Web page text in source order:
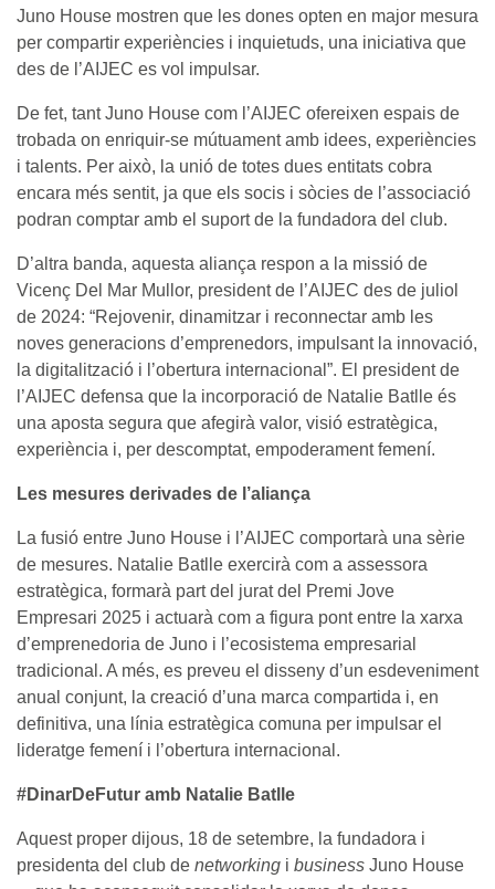
Juno House mostren que les dones opten en major mesura
per compartir experiències i inquietuds, una iniciativa que
des de l’AIJEC es vol impulsar.
De fet, tant Juno House com l’AIJEC ofereixen espais de
trobada on enriquir-se mútuament amb idees, experiències
i talents. Per això, la unió de totes dues entitats cobra
encara més sentit, ja que els socis i sòcies de l’associació
podran comptar amb el suport de la fundadora del club.
D’altra banda, aquesta aliança respon a la missió de
Vicenç Del Mar Mullor, president de l’AIJEC des de juliol
de 2024: “Rejovenir, dinamitzar i reconnectar amb les
noves generacions d’emprenedors, impulsant la innovació,
la digitalització i l’obertura internacional”. El president de
l’AIJEC defensa que la incorporació de Natalie Batlle és
una aposta segura que afegirà valor, visió estratègica,
experiència i, per descomptat, empoderament femení.
Les mesures derivades de l’aliança
La fusió entre Juno House i l’AIJEC comportarà una sèrie
de mesures. Natalie Batlle exercirà com a assessora
estratègica, formarà part del jurat del Premi Jove
Empresari 2025 i actuarà com a figura pont entre la xarxa
d’emprenedoria de Juno i l’ecosistema empresarial
tradicional. A més, es preveu el disseny d’un esdeveniment
anual conjunt, la creació d’una marca compartida i, en
definitiva, una línia estratègica comuna per impulsar el
lideratge femení i l’obertura internacional.
#DinarDeFutur amb Natalie Batlle
Aquest proper dijous, 18 de setembre, la fundadora i
presidenta del club de networking i business Juno House